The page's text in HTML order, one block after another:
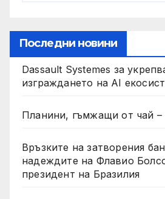
Последни новини
Dassault Systemes за
изграждането на AI
Планини, гъмжащи от чай –
Връзките на затворения
надеждите на Флавио
президент на Бразилия